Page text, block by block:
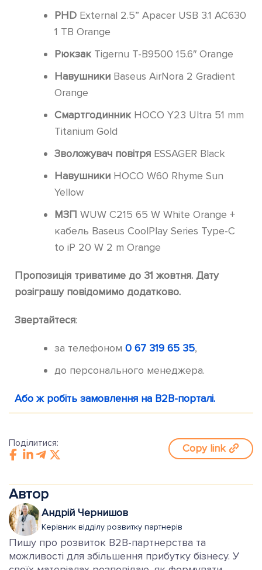
PHD External 2.5” Apacer USB 3.1 AC630
1 TB Orange
Рюкзак Tigernu T-B9500 15.6″ Orange
Навушники Baseus AirNora 2 Gradient
Orange
Смартгодинник HOCO Y23 Ultra 51 mm
Titanium Gold
Зволожувач повітря ESSAGER Black
Навушники HOCO W60 Rhyme Sun
Yellow
МЗП WUW C215 65 W White Orange +
кабель Baseus CoolPlay Series Type-C
to iP 20 W 2 m Orange
Пропозиція триватиме до 31 жовтня. Дату
розіграшу повідомимо додатково.
Звертайтеся:
за телефоном 0 67 319 65 35,
до персонального менеджера.
Або ж робіть замовлення на B2B-порталі.
Поділитися: Copy link
Автор
Андрій Чернишов
Керівник відділу розвитку партнерів
Пишу про розвиток B2B-партнерства та
можливості для збільшення прибутку бізнесу. У